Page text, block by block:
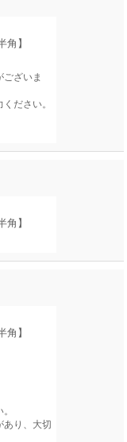
角】
ざいま
ださい。
角】
角】
あり、大切